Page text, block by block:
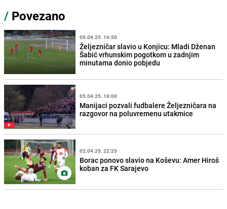
/ Povezano
05.04.25. 16:50
Željezničar slavio u Konjicu: Mladi Dženan
Šabić vrhunskim pogotkom u zadnjim
minutama donio pobjedu
05.04.25. 16:00
Manijaci pozvali fudbalere Željezničara na
razgovor na poluvremenu utakmice
02.04.25. 22:25
Borac ponovo slavio na Koševu: Amer Hiroš
koban za FK Sarajevo